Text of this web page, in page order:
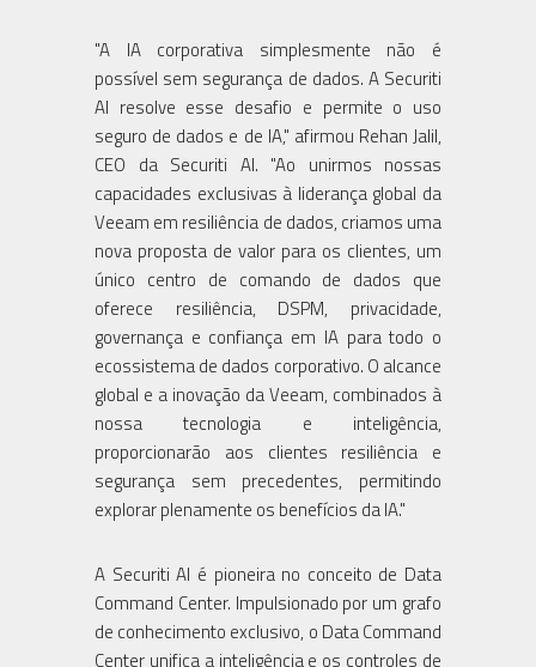
"A IA corporativa simplesmente não é
possível sem segurança de dados. A Securiti
AI resolve esse desafio e permite o uso
seguro de dados e de IA," afirmou Rehan Jalil,
CEO da Securiti AI. "Ao unirmos nossas
capacidades exclusivas à liderança global da
Veeam em resiliência de dados, criamos uma
nova proposta de valor para os clientes, um
único centro de comando de dados que
oferece resiliência, DSPM, privacidade,
governança e confiança em IA para todo o
ecossistema de dados corporativo. O alcance
global e a inovação da Veeam, combinados à
nossa tecnologia e inteligência,
proporcionarão aos clientes resiliência e
segurança sem precedentes, permitindo
explorar plenamente os benefícios da IA."
A Securiti AI é pioneira no conceito de Data
Command Center. Impulsionado por um grafo
de conhecimento exclusivo, o Data Command
Center unifica a inteligência e os controles de